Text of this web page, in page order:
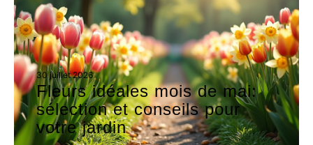
30 juillet 2026
Fleurs idéales mois de mai:
sélection et conseils pour
votre jardin